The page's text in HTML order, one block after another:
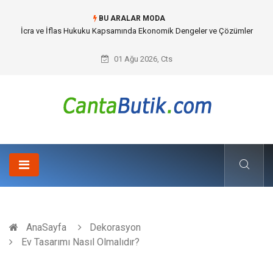
BU ARALAR MODA
Cybersecurity Solutions (Siber Güvenlik Çözümleri) ve Dijital Altyapıda
01 Ağu 2026, Cts
AnaSayfa
Dekorasyon
Ev Tasarımı Nasıl Olmalıdır?